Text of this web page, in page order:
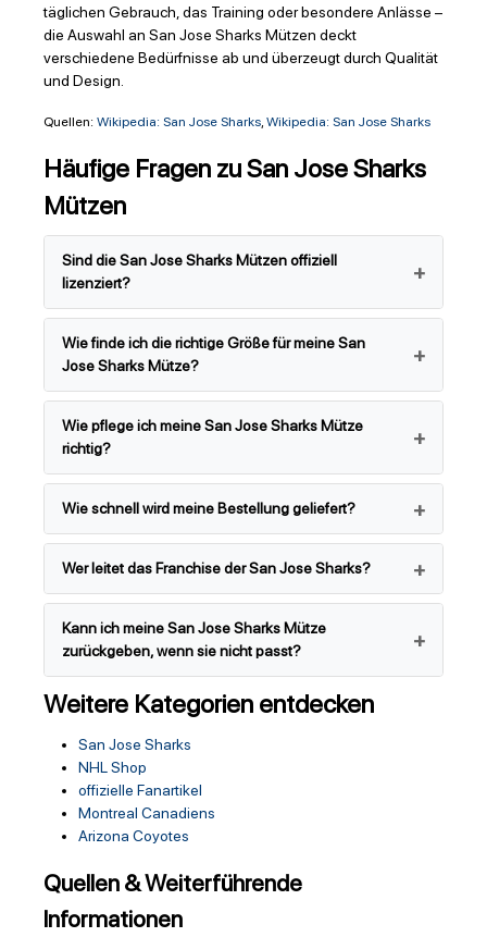
täglichen Gebrauch, das Training oder besondere Anlässe –
die Auswahl an San Jose Sharks Mützen deckt
verschiedene Bedürfnisse ab und überzeugt durch Qualität
und Design.
Quellen: Wikipedia: San Jose Sharks, Wikipedia: San Jose Sharks
Häufige Fragen zu San Jose Sharks
Mützen
Sind die San Jose Sharks Mützen offiziell
lizenziert?
Wie finde ich die richtige Größe für meine San
Jose Sharks Mütze?
Wie pflege ich meine San Jose Sharks Mütze
richtig?
Wie schnell wird meine Bestellung geliefert?
Wer leitet das Franchise der San Jose Sharks?
Kann ich meine San Jose Sharks Mütze
zurückgeben, wenn sie nicht passt?
Weitere Kategorien entdecken
San Jose Sharks
NHL Shop
offizielle Fanartikel
Montreal Canadiens
Arizona Coyotes
Quellen & Weiterführende
Informationen